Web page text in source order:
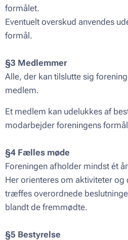
formålet.
Eventuelt overskud anvendes
formål.
§3 Medlemmer
Alle, der kan tilslutte sig
medlem.
Et medlem kan udelukkes af
modarbejder foreningens
§4 Fælles møde
Foreningen afholder mindst ét
Her orienteres om aktiviteter
træffes overordnede
blandt de fremmødte.
§5 Bestyrelse